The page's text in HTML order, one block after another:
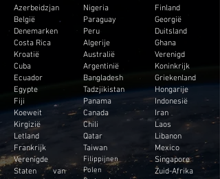
Azerbeidzjan
België
Denemarken
Costa Rica
Kroatië
Cuba
Ecuador
Egypte
Fiji
Koeweit
Kirgizië
Letland
Frankrijk
Verenigde
Staten van
Nigeria
Paraguay
Peru
Algerije
Australië
Argentinië
Bangladesh
Tadzjikistan
Panama
Canada
Chili
Qatar
Taiwan
Filippijnen
Polen
Finland
Georgië
Duitsland
Ghana
Verenigd
Koninkrijk
Griekenland
Hongarije
Indonesië
Iran
Laos
Libanon
Mexico
Singapore
Zuid-Afrika